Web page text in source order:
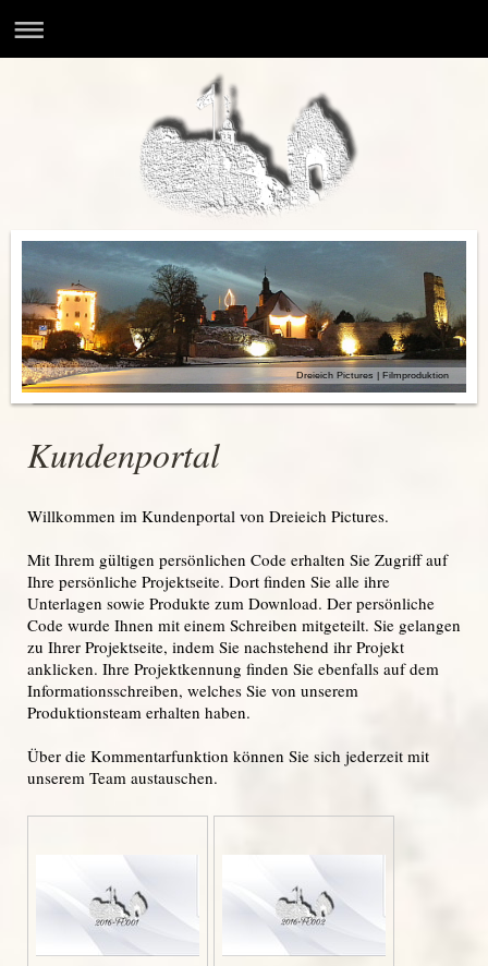
Dreieich Pictures | Filmproduktion
Kundenportal
Willkommen im Kundenportal von Dreieich Pictures.
Mit Ihrem gültigen persönlichen Code erhalten Sie Zugriff auf
Ihre persönliche Projektseite. Dort finden Sie alle ihre
Unterlagen sowie Produkte zum Download. Der persönliche
Code wurde Ihnen mit einem Schreiben mitgeteilt. Sie gelangen
zu Ihrer Projektseite, indem Sie nachstehend ihr Projekt
anklicken. Ihre Projektkennung finden Sie ebenfalls auf dem
Informationsschreiben, welches Sie von unserem
Produktionsteam erhalten haben.
Über die Kommentarfunktion können Sie sich jederzeit mit
unserem Team austauschen.